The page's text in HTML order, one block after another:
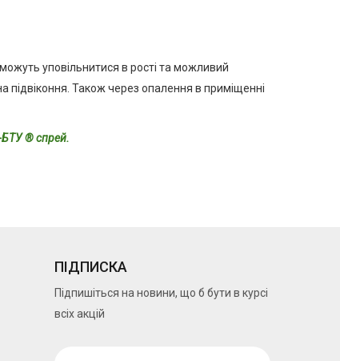
уповільнитися в рості та можливий
підвіконня. Також через опалення в приміщенні
БТУ ® спрей.
ПІДПИСКА
Підпишіться на новини, що б бути в курсі
всіх акцій